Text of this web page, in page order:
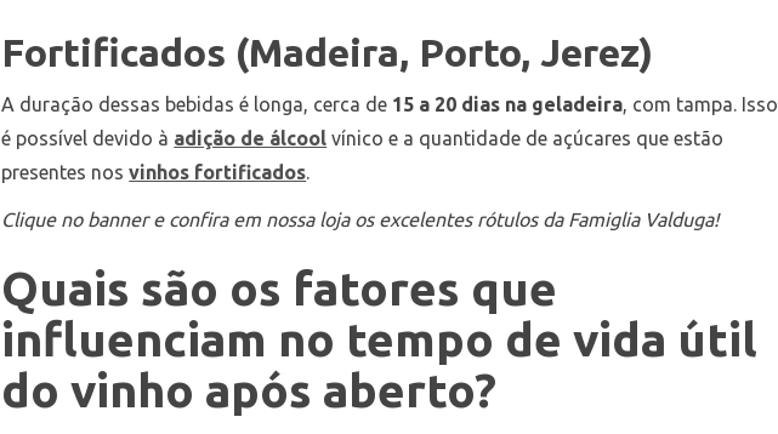
Fortificados (Madeira, Porto, Jerez)
A duração dessas bebidas é longa, cerca de 15 a 20 dias na geladeira, com tampa. Isso
é possível devido à adição de álcool vínico e a quantidade de açúcares que estão
presentes nosvinhos fortificados.
Clique no banner e confira em nossa loja os excelentes rótulos da Famiglia Valduga!
Quais são os fatores que
influenciam no tempo de vida útil
do vinho após aberto?